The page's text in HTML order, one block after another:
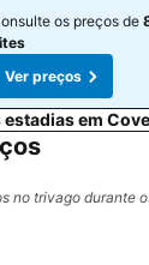
os preços de
Ver preços
estadias em
no trivago durante